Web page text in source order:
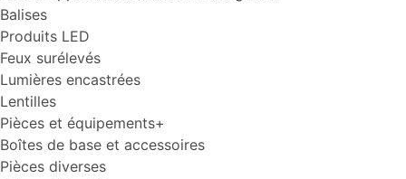
Balises
Produits LED
Feux surélevés
Lumières encastrées
Lentilles
Pièces et équipements+
Boîtes de base et accessoires
Pièces diverses